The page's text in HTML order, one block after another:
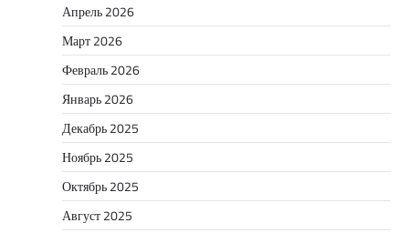
Апрель 2026
Март 2026
Февраль 2026
Январь 2026
Декабрь 2025
Ноябрь 2025
Октябрь 2025
Август 2025